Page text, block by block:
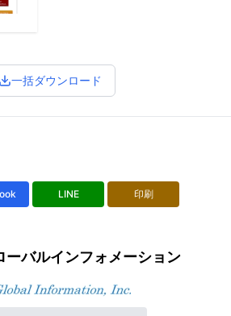
一括ダウンロード
LINE 印刷
ーバルインフォメーション